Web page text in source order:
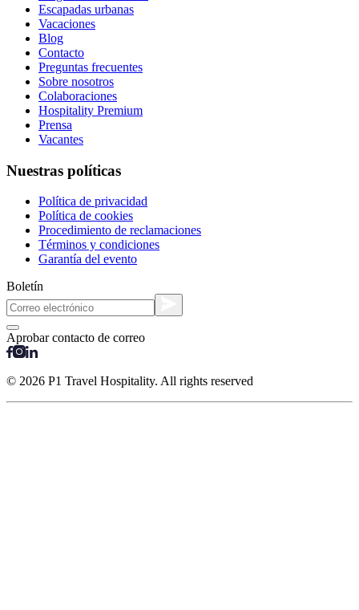
Escapadas urbanas
Vacaciones
Blog
Contacto
Preguntas frecuentes
Sobre nosotros
Colaboraciones
Hospitality Premium
Prensa
Vacantes
Nuestras políticas
Política de privacidad
Política de cookies
Procedimiento de reclamaciones
Términos y condiciones
Garantía del evento
Boletín
Aprobar contacto de correo
© 2026 P1 Travel Hospitality. All rights reserved